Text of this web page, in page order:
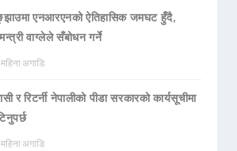
एनआरएनको ऐतिहासिक जमघट हुँदै,
वाग्लेले सँबोधन गर्ने
अगाडि
र रिटर्नी नेपालीको पीडा सरकारको कार्यसूचीमा
अगाडि